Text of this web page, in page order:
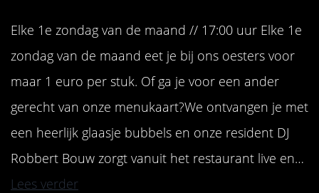
Elke 1e zondag van de maand // 17:00 uur Elke 1e
zondag van de maand eet je bij ons oesters voor
maar 1 euro per stuk. Of ga je voor een ander
gerecht van onze menukaart?We ontvangen je met
een heerlijk glaasje bubbels en onze resident DJ
Robbert Bouw zorgt vanuit het restaurant live en…
Lees verder